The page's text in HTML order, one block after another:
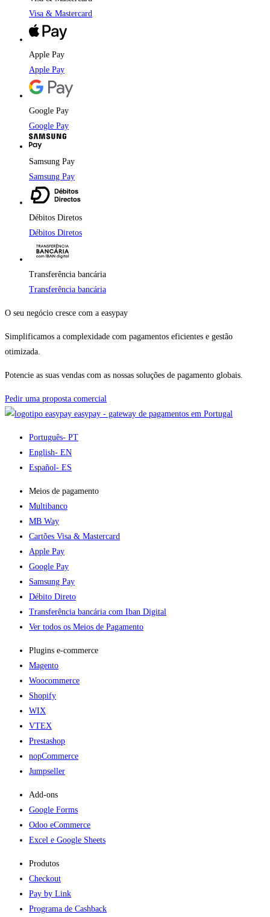
Visa & Mastercard
Apple Pay
Apple Pay
Google Pay
Google Pay
Samsung Pay
Samsung Pay
Débitos Diretos
Débitos Diretos
Transferência bancária
Transferência bancária
O seu negócio cresce com a easypay
Simplificamos a complexidade com pagamentos eficientes e gestão
otimizada.
Potencie as suas vendas com as nossas soluções de pagamento globais.
Pedir uma proposta comercial
easypay - gateway de pagamentos em Portugal
Português- PT
English- EN
Español- ES
Meios de pagamento
Multibanco
MB Way
Cartões Visa & Mastercard
Apple Pay
Google Pay
Samsung Pay
Débito Direto
Transferência bancária com Iban Digital
Ver todos os Meios de Pagamento
Plugins e-commerce​
Magento
Woocommerce
Shopify
WIX
VTEX
Prestashop
nopCommerce
Jumpseller
Add-ons​
Google Forms
Odoo eCommerce
Excel e Google Sheets
Produtos
Checkout
Pay by Link
Programa de Cashback